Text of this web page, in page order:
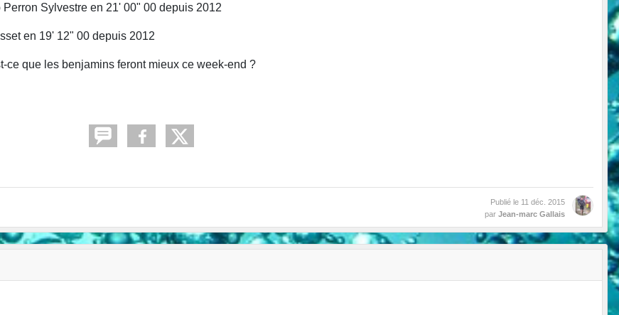
Sylvestre en 21' 00" 00 depuis 2012
19' 12" 00 depuis 2012
que les benjamins feront mieux ce week-end ?
Publié le 11 déc. 2015
par Jean-marc Gallais